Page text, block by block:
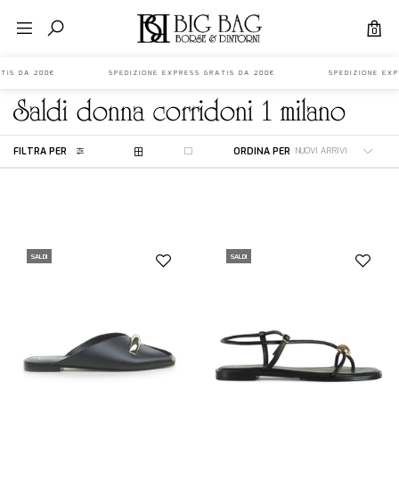
0
GRATIS DA 200€ SPEDIZIONE EXPRESS GRATIS DA 200€
saldi donnacorridoni 1 milano
FILTRA PER ORDINA PER
SALDI SALDI